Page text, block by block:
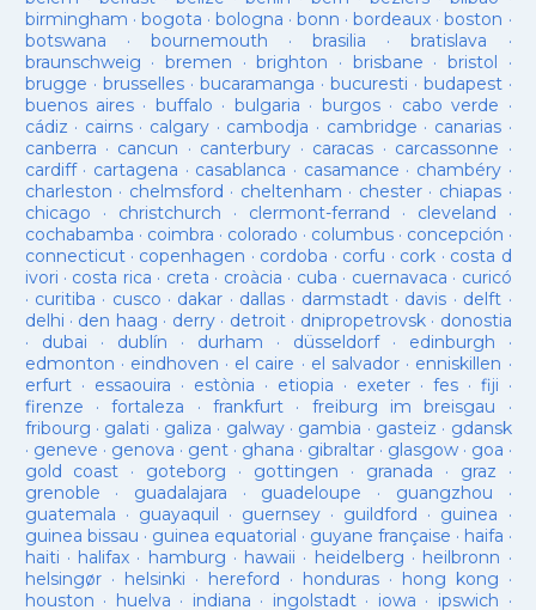
birmingham · bogota · bologna ·bonn ·bordeaux ·boston ·
botswana · bournemouth ·brasilia ·bratislava ·
braunschweig · bremen ·brighton · brisbane · bristol ·
brugge · brusselles· bucaramanga · bucuresti · budapest·
buenos aires· buffalo · bulgaria · burgos· cabo verde ·
cádiz · cairns· calgary · cambodja · cambridge · canarias·
canberra · cancun · canterbury · caracas · carcassonne ·
cardiff· cartagena · casablanca · casamance · chambéry·
charleston · chelmsford · cheltenham · chester· chiapas ·
chicago · christchurch · clermont-ferrand · cleveland ·
cochabamba · coimbra · colorado · columbus· concepción ·
connecticut· copenhagen · cordoba · corfu · cork · costa d
ivori · costa rica · creta · croàcia · cuba · cuernavaca · curicó
· curitiba · cusco · dakar · dallas · darmstadt· davis · delft ·
delhi · den haag · derry· detroit· dnipropetrovsk· donostia
· dubai · dublín · durham · düsseldorf· edinburgh ·
edmonton · eindhoven · el caire · el salvador · enniskillen ·
erfurt· essaouira · estònia · etiopia · exeter· fes· fiji ·
firenze ·fortaleza · frankfurt· freiburg im breisgau ·
fribourg · galati · galiza · galway· gambia · gasteiz · gdansk
· geneve · genova · gent· ghana · gibraltar· glasgow· goa ·
gold coast · goteborg · gottingen · granada · graz ·
grenoble · guadalajara · guadeloupe · guangzhou ·
guatemala · guayaquil · guernsey· guildford · guinea ·
guinea bissau · guinea equatorial · guyane française · haifa ·
haiti · halifax · hamburg · hawaii · heidelberg · heilbronn ·
helsingør· helsinki · hereford · honduras· hong kong ·
houston · huelva · indiana · ingolstadt· iowa · ipswich ·